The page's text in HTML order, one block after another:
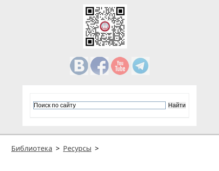
Библиотека > Ресурсы >